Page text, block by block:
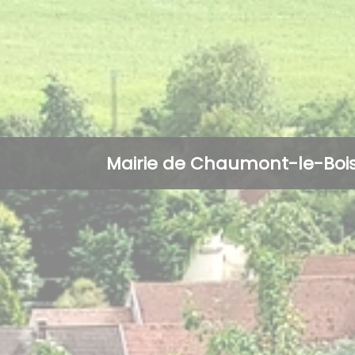
Mairie de Chaumont-le-